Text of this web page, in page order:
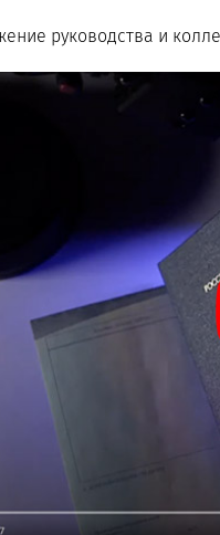
руководства и